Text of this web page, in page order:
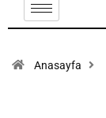
Anasayfa